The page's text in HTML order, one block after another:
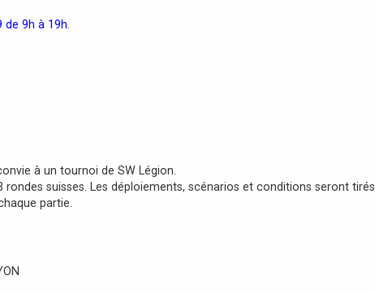
de 9h à 19h
à un tournoi de SW Légion.
suisses. Les déploiements, scénarios et conditions seront tirés
partie.